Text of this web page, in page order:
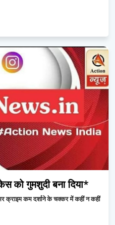
को गुमशुदी बना दिया*
क्राइम कम दर्शाने के चक्कर में कहीं न कहीं